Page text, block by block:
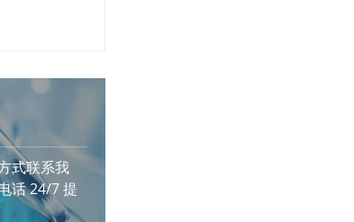
式联系我
话 24/7 提